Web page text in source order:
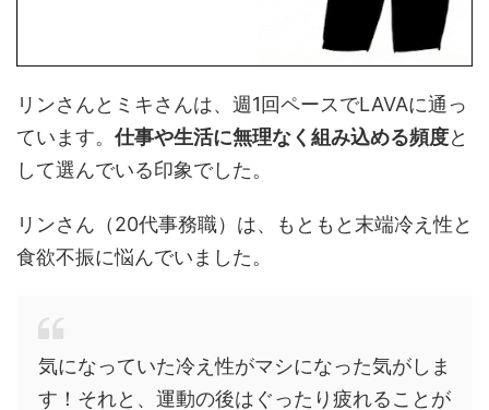
リンさんとミキさんは、週1回ペースでLAVAに通っ
ています。 仕事や生活に無理なく組み込める頻度と
して選んでいる印象でした。
リンさん（20代事務職）は、もともと末端冷え性と
食欲不振に悩んでいました。
気になっていた冷え性がマシになった気がしま
す！それと、運動の後はぐったり疲れることが